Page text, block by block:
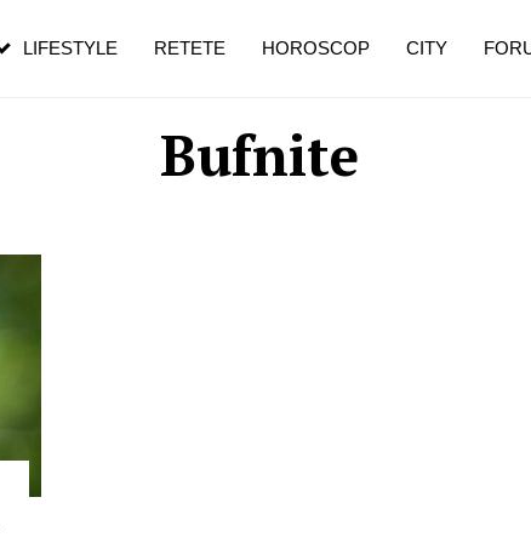
Bufnite
LIFESTYLE RETETE HOROSCOP CITY
pe măsură ce înaintezi în vârstă